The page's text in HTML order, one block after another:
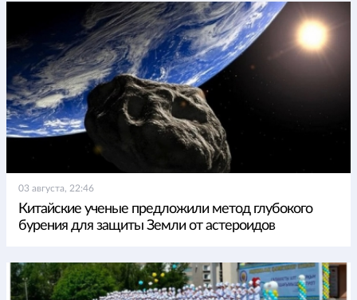
03 августа, 22:46
Китайские ученые предложили метод глубокого
бурения для защиты Земли от астероидов